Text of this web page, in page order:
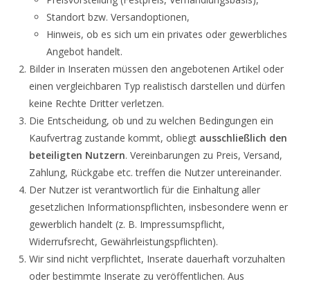
Standort bzw. Versandoptionen,
Hinweis, ob es sich um ein privates oder gewerbliches
Angebot handelt.
Bilder in Inseraten müssen den angebotenen Artikel oder
einen vergleichbaren Typ realistisch darstellen und dürfen
keine Rechte Dritter verletzen.
Die Entscheidung, ob und zu welchen Bedingungen ein
Kaufvertrag zustande kommt, obliegt ausschließlich den
beteiligten Nutzern. Vereinbarungen zu Preis, Versand,
Zahlung, Rückgabe etc. treffen die Nutzer untereinander.
Der Nutzer ist verantwortlich für die Einhaltung aller
gesetzlichen Informationspflichten, insbesondere wenn er
gewerblich handelt (z. B. Impressumspflicht,
Widerrufsrecht, Gewährleistungspflichten).
Wir sind nicht verpflichtet, Inserate dauerhaft vorzuhalten
oder bestimmte Inserate zu veröffentlichen. Aus